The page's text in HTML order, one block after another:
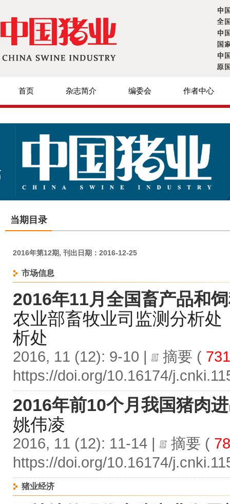
首页 杂志简介 编委会 作者中心
当期目录
2016年第12期, 刊出日期：2016-12-25
市场信息
2016年11月全国畜产品和
农业部畜牧业司监测分析
析处
2016, 11 (12): 9-10 | 摘要 ( 731
https://doi.org/10.16174/
2016年前10个月我国猪肉
姚伟凌
2016, 11 (12): 11-14 | 摘要 (
https://doi.org/10.16174/
猪业经济